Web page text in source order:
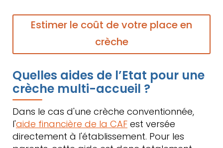
Estimer le coût de votre place en
crèche
Quelles aides de l’Etat pour une
crèche multi-accueil ?
Dans le cas d'une crèche conventionnée,
l'aide financière de la CAF est versée
directement à l'établissement. Pour les